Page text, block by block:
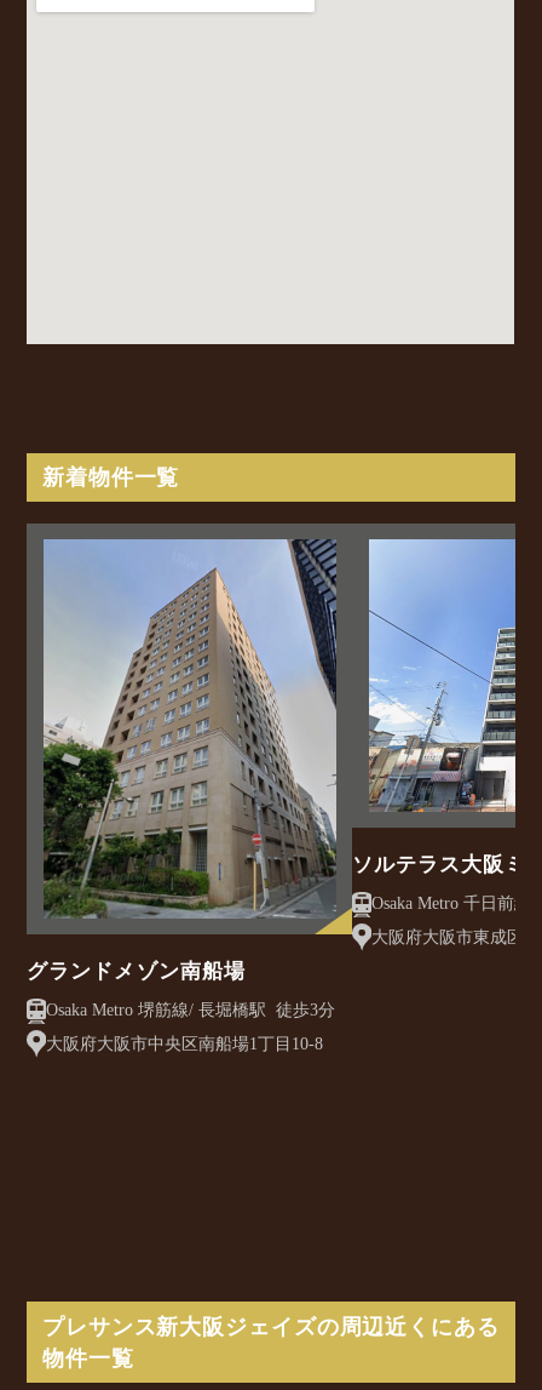
新着物件一覧
グランドメゾン南船場
Osaka Metro 堺筋線/ 長堀橋駅 徒歩3分
大阪府大阪市中央区南船場1丁目10-8
ソルテラス大阪ミ
クレアスト
大阪府大阪市東成区
プレサンス新大阪ジェイズの周辺近くにある
物件一覧